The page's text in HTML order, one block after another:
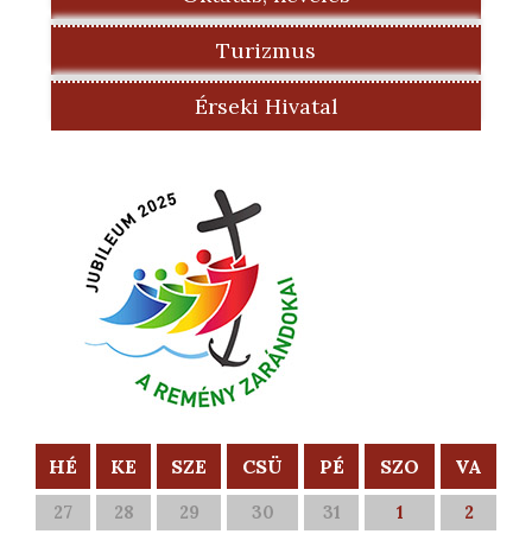
Turizmus
Érseki Hivatal
HÉ KE SZE CSÜ PÉ SZO VA
27 28 29 30 31 1
2